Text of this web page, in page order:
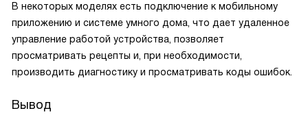
В некоторых моделях есть подключение к мобильному
приложению и системе умного дома, что дает удаленное
управление работой устройства, позволяет
просматривать рецепты и, при необходимости,
производить диагностику и просматривать коды ошибок.
Вывод